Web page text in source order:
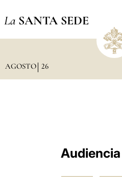
La SANTA SEDE
AGOSTO 26